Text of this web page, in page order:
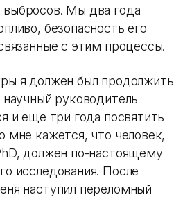
Мы два года
безопасность его
с этим процессы.
я должен был продолжить
руководитель
и еще три года посвятить
мне кажется, что человек,
должен по-настоящему
исследования. После
наступил переломный